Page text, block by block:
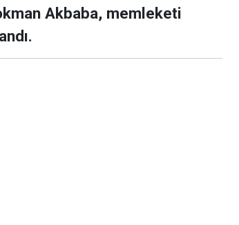
Akbaba, memleketi